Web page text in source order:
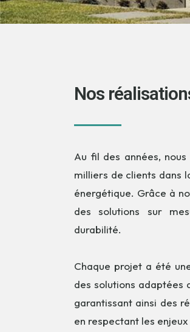
Nos
Au fil des années,
milliers de clients dans
énergétique. Grâce à
des solutions sur
durabilité.
Chaque projet a été
des solutions adaptées
garantissant ainsi des
en respectant les